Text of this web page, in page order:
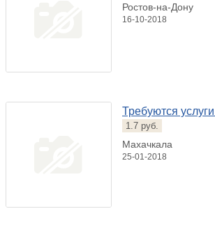
Ростов-на-Дону
16-10-2018
Требуются
1.7 руб.
Махачкала
25-01-2018